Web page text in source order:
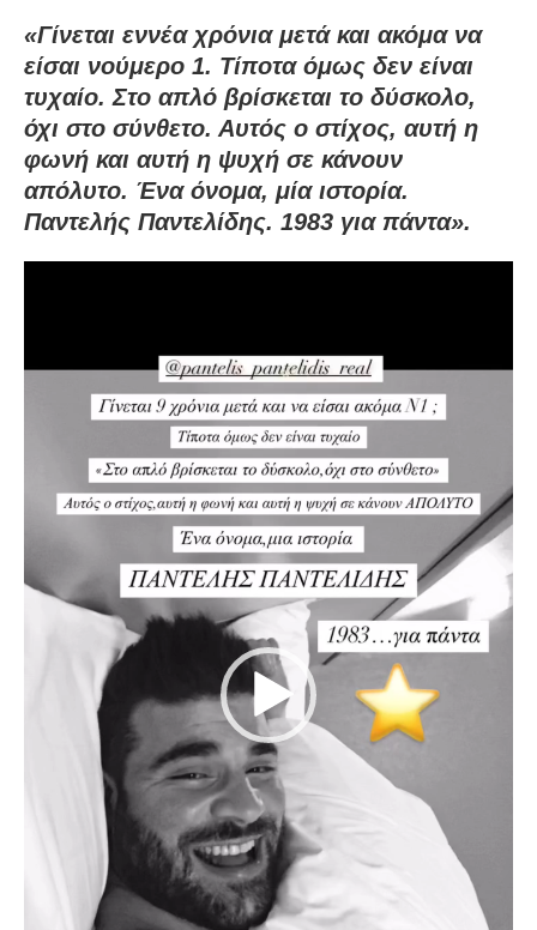
«Γίνεται εννέα χρόνια μετά και ακόμα να
είσαι νούμερο 1. Τίποτα όμως δεν είναι
τυχαίο. Στο απλό βρίσκεται το δύσκολο,
όχι στο σύνθετο. Αυτός ο στίχος, αυτή η
φωνή και αυτή η ψυχή σε κάνουν
απόλυτο. Ένα όνομα, μία ιστορία.
Παντελής Παντελίδης. 1983 για πάντα».